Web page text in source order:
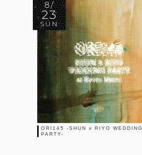
8/
23
SUN
ORI145 -SHUN x RIYO WEDDING
PARTY-